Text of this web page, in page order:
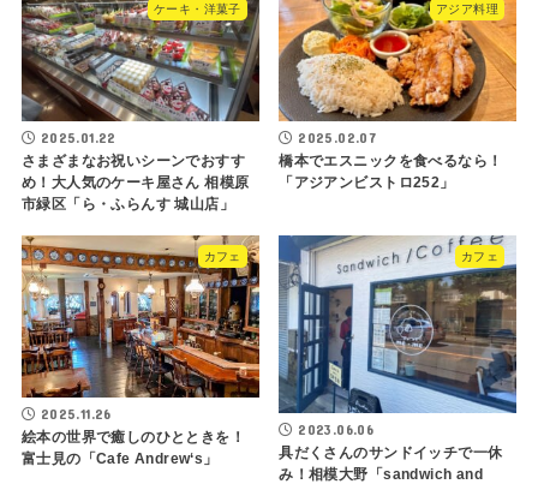
ケーキ・洋菓子
2025.01.22
さまざまなお祝いシーンでおすす
め！大人気のケーキ屋さん 相模原
市緑区「ら・ふらんす 城山店」
アジア料理
2025.02.07
橋本でエスニックを食べるなら！
「アジアンビストロ252」
カフェ
2025.11.26
絵本の世界で癒しのひとときを！
富士見の「Cafe Andrew‘s」
カフェ
2023.06.06
具だくさんのサンドイッチで一休
み！相模大野「sandwich and